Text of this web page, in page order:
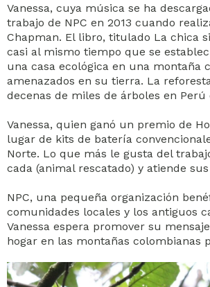
Vanessa, cuya música se ha
trabajo de NPC en 2013 cuando
Chapman. El libro, titulado La chica
casi al mismo tiempo que se
una casa ecológica en una montaña
amenazados en su tierra. La
decenas de miles de árboles en
Vanessa, quien ganó un premio de
lugar de kits de batería
Norte. Lo que más le gusta del
cada (animal rescatado) y atiende sus
NPC, una pequeña organización
comunidades locales y los antiguos
Vanessa espera promover su
hogar en las montañas colombianas